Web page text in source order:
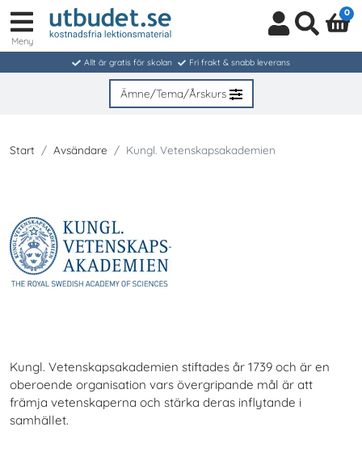
in
/
Meny
0
Allt är gratis för skolan Fri frakt & snabb leverans
Ämne/Tema/Årskurs
Start Avsändare Kungl. Vetenskapsakademien
Kungl. Vetenskapsakademien stiftades år 1739 och är en
oberoende organisation vars övergripande mål är att
främja vetenskaperna och stärka deras inflytande i
samhället.